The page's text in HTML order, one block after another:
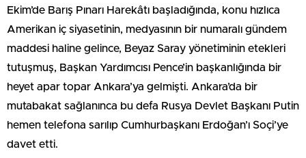
Ekim’de Barış Pınarı Harekâtı başladığında, konu hızlıca
Amerikan iç siyasetinin, medyasının bir numaralı gündem
maddesi haline gelince, Beyaz Saray yönetiminin etekleri
tutuşmuş, Başkan Yardımcısı Pence’in başkanlığında bir
heyet apar topar Ankara’ya gelmişti. Ankara’da bir
mutabakat sağlanınca bu defa Rusya Devlet Başkanı Putin
hemen telefona sarılıp Cumhurbaşkanı Erdoğan’ı Soçi’ye
davet etti.